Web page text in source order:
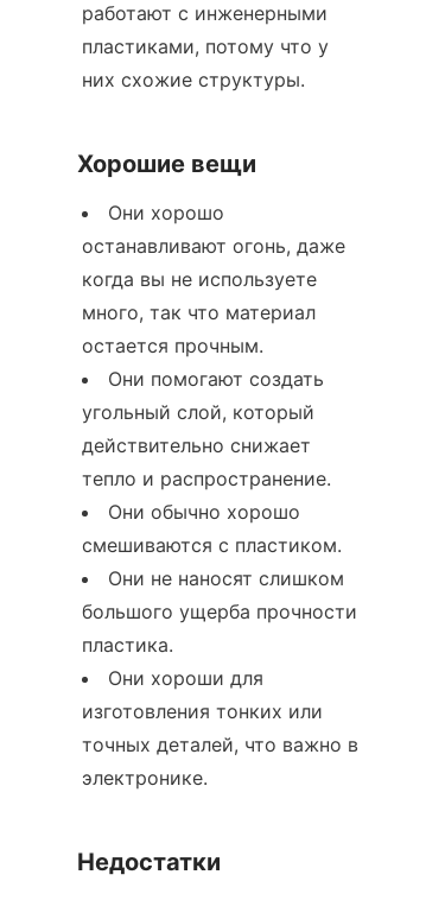
работают с инженерными
пластиками, потому что у
них схожие структуры.
Хорошие вещи
Они хорошо
останавливают огонь, даже
когда вы не используете
много, так что материал
остается прочным.
Они помогают создать
угольный слой, который
действительно снижает
тепло и распространение.
Они обычно хорошо
смешиваются с пластиком.
Они не наносят слишком
большого ущерба прочности
пластика.
Они хороши для
изготовления тонких или
точных деталей, что важно в
электронике.
Недостатки